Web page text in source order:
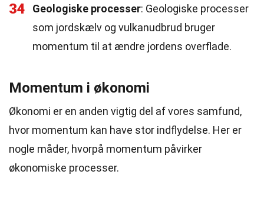
34 Geologiske processer: Geologiske processer
som jordskælv og vulkanudbrud bruger
momentum til at ændre jordens overflade.
Momentum i økonomi
Økonomi er en anden vigtig del af vores samfund,
hvor momentum kan have stor indflydelse. Her er
nogle måder, hvorpå momentum påvirker
økonomiske processer.